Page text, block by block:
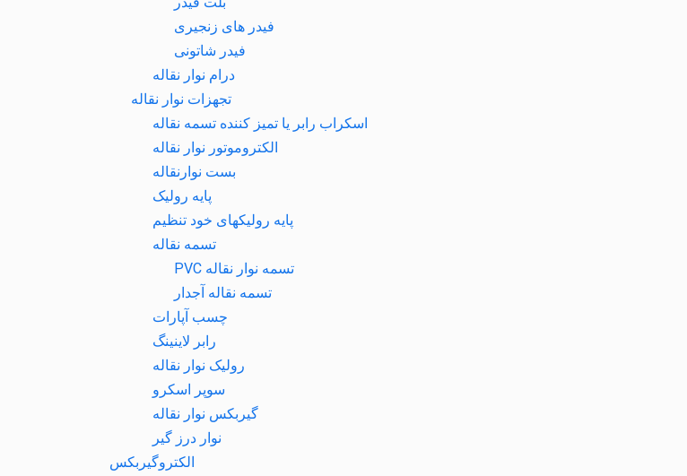
فیدر های زنجیری
فیدر شاتونی
درام نوار نقاله
تجهزات نوار نقاله
اسکراب رابر یا تمیز کننده تسمه نقاله
الکتروموتور نوار نقاله
بست نوارنقاله
پایه رولیک
پایه رولیکهای خود تنظیم
تسمه نقاله
تسمه نوار نقاله PVC
تسمه نقاله آجدار
چسب آپارات
رابر لاینینگ
رولیک نوار نقاله
سوپر اسکرو
گیربکس نوار نقاله
نوار درز گیر
الکتروگیربکس